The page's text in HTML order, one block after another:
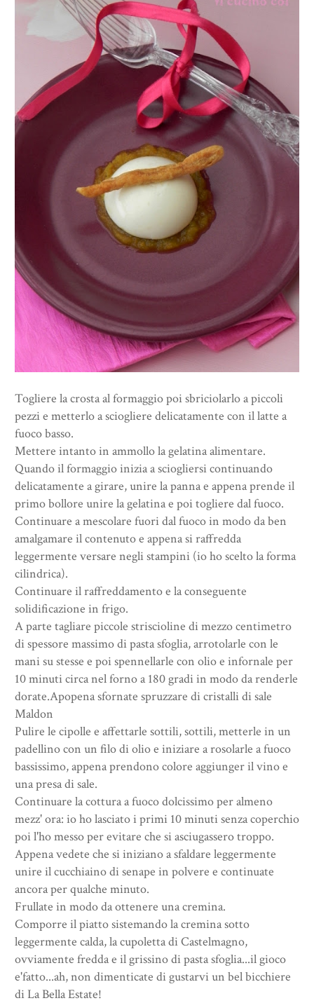
Togliere la crosta al formaggio poi sbriciolarlo a piccoli
pezzi e metterlo a sciogliere delicatamente con il latte a
fuoco basso.
Mettere intanto in ammollo la gelatina alimentare.
Quando il formaggio inizia a sciogliersi continuando
delicatamente a girare, unire la panna e appena prende il
primo bollore unire la gelatina e poi togliere dal fuoco.
Continuare a mescolare fuori dal fuoco in modo da ben
amalgamare il contenuto e appena si raffredda
leggermente versare negli stampini (io ho scelto la forma
cilindrica).
Continuare il raffreddamento e la conseguente
solidificazione in frigo.
A parte tagliare piccole striscioline di mezzo centimetro
di spessore massimo di pasta sfoglia, arrotolarle con le
mani su stesse e poi spennellarle con olio e infornale per
10 minuti circa nel forno a 180 gradi in modo da renderle
dorate.Apopena sfornate spruzzare di cristalli di sale
Maldon
Pulire le cipolle e affettarle sottili, sottili, metterle in un
padellino con un filo di olio e iniziare a rosolarle a fuoco
bassissimo, appena prendono colore aggiunger il vino e
una presa di sale.
Continuare la cottura a fuoco dolcissimo per almeno
mezz' ora: io ho lasciato i primi 10 minuti senza coperchio
poi l'ho messo per evitare che si asciugassero troppo.
Appena vedete che si iniziano a sfaldare leggermente
unire il cucchiaino di senape in polvere e continuate
ancora per qualche minuto.
Frullate in modo da ottenere una cremina.
Comporre il piatto sistemando la cremina sotto
leggermente calda, la cupoletta di Castelmagno,
ovviamente fredda e il grissino di pasta sfoglia...il gioco
e'fatto...ah, non dimenticate di gustarvi un bel bicchiere
di La Bella Estate!